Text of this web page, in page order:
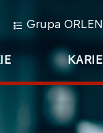
Grupa ORLEN